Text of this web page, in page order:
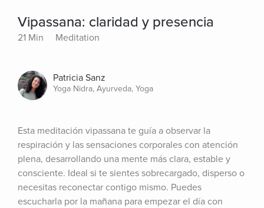
Vipassana: claridad y presencia
21 Min Meditation
Patricia Sanz
Yoga Nidra, Ayurveda, Yoga
Esta meditación vipassana te guía a observar la
respiración y las sensaciones corporales con atención
plena, desarrollando una mente más clara, estable y
consciente. Ideal si te sientes sobrecargado, disperso o
necesitas reconectar contigo mismo. Puedes
escucharla por la mañana para empezar el día con